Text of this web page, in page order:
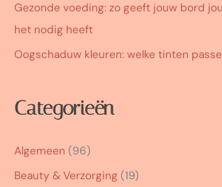
Gezonde voeding: zo geeft jouw bord
het nodig heeft
Oogschaduw kleuren: welke tinten
Categorieën
Algemeen (96)
Beauty & Verzorging (19)